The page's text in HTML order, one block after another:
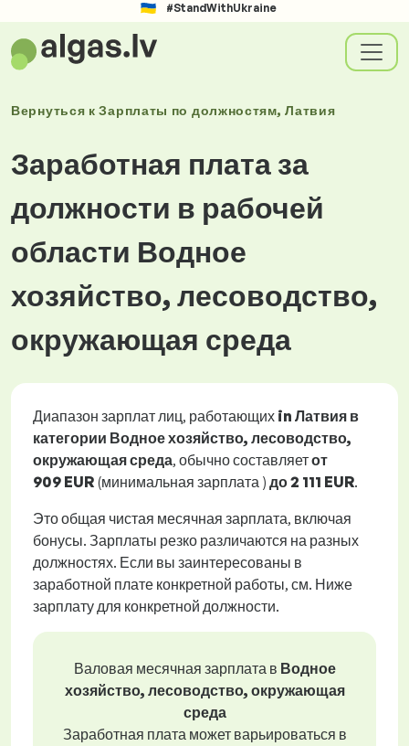
#StandWithUkraine
Вернуться кЗарплаты по должностям, Латвия
Заработная плата за
должности в рабочей
области Водное
хозяйство, лесоводство,
окружающая среда
Диапазон зарплат лиц, работающих in Латвия в
категории Водное хозяйство, лесоводство,
окружающая среда, обычно составляетот
909 EUR (минимальная зарплата ) до2 111 EUR.
Это общая чистая месячная зарплата, включая
бонусы. Зарплаты резко различаются на разных
должностях. Если вы заинтересованы в
заработной плате конкретной работы, см. Ниже
зарплату для конкретной должности.
Валовая месячная зарплата в Водное
хозяйство, лесоводство, окружающая
среда
Заработная плата может варьироваться в